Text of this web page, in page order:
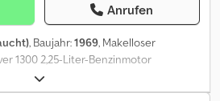
Anrufen
, Baujahr:1969, Makelloser
1300 2,25-Liter-Benzinmotor
Block-Kühler Zusatzausstattung
Servolenkung (Originallenkrad